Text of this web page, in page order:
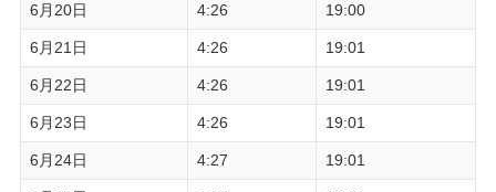
6月20日 4:26 19:00
6月21日 4:26 19:01
6月22日 4:26 19:01
6月23日 4:26 19:01
6月24日 4:27 19:01